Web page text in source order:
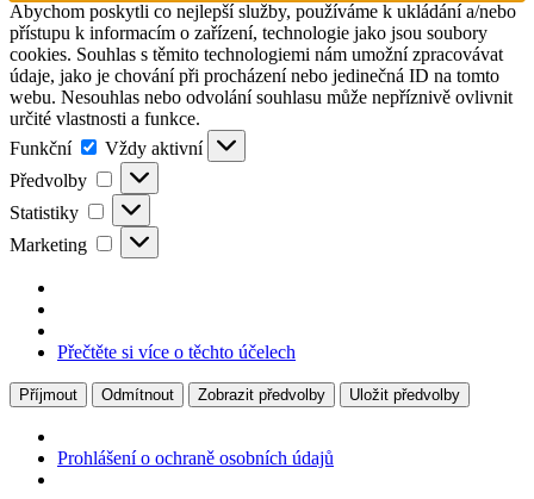
Abychom poskytli co nejlepší služby, používáme k ukládání a/nebo
přístupu k informacím o zařízení, technologie jako jsou soubory
cookies. Souhlas s těmito technologiemi nám umožní zpracovávat
údaje, jako je chování při procházení nebo jedinečná ID na tomto
webu. Nesouhlas nebo odvolání souhlasu může nepříznivě ovlivnit
určité vlastnosti a funkce.
Funkční
Funkční
Vždy aktivní
Předvolby
Předvolby
Statistiky Statistiky
Marketing Marketing
Přečtěte si více o těchto účelech
Příjmout Odmítnout Zobrazit předvolby Uložit předvolby
Prohlášení o ochraně osobních údajů